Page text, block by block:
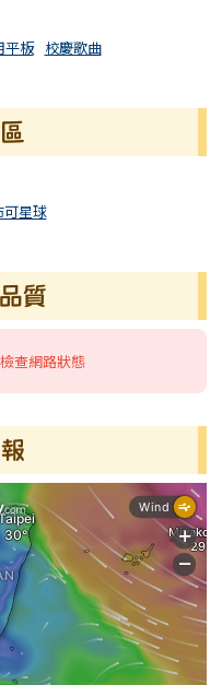
平板 校慶歌曲
可星球
質
查網路狀態